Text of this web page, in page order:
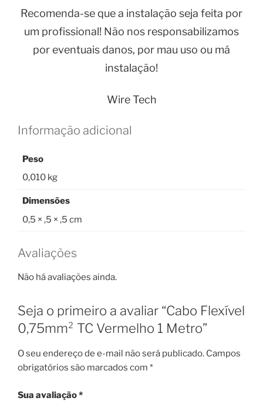
Recomenda-se que a instalação seja feita por
um profissional! Não nos responsabilizamos
por eventuais danos, por mau uso ou má
instalação!
Wire Tech
Informação adicional
Peso
0,010 kg
Dimensões
0,5 × ,5 × ,5 cm
Avaliações
Não há avaliações ainda.
Seja o primeiro a avaliar “Cabo Flexível
0,75mm² TC Vermelho 1 Metro”
O seu endereço de e-mail não será publicado. Campos
obrigatórios são marcados com *
Sua avaliação*